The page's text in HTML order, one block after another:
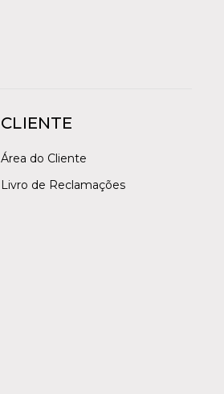
CLIENTE
Área do Cliente
Livro de Reclamações